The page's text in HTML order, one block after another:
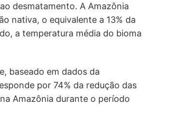
desmatamento. A Amazônia
nativa, o equivalente a 13% da
a temperatura média do bioma
baseado em dados da
por 74% da redução das
Amazônia durante o período